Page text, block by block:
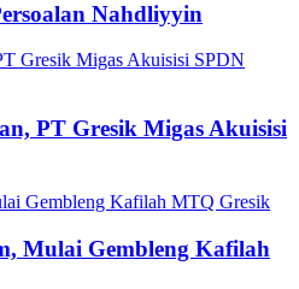
Nahdliyyin
PT Gresik Migas Akuisisi
Mulai Gembleng Kafilah